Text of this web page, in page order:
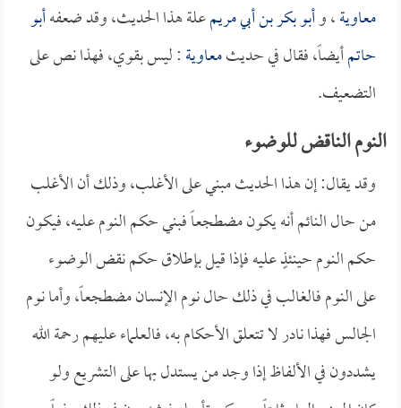
معاوية، وأبو بكر بن أبي مريمعلة هذا الحديث، وقد ضعفهأبو
حاتمأيضاً، فقال في حديثمعاوية: ليس بقوي، فهذا نص على
التضعيف.
النوم الناقض للوضوء
وقد يقال: إن هذا الحديث مبني على الأغلب، وذلك أن الأغلب
من حال النائم أنه يكون مضطجعاً فبني حكم النوم عليه، فيكون
حكم النوم حينئذٍ عليه فإذا قيل بإطلاق حكم نقض الوضوء
على النوم فالغالب في ذلك حال نوم الإنسان مضطجعاً، وأما نوم
الجالس فهذا نادر لا تتعلق الأحكام به، فالعلماء عليهم رحمة الله
يشددون في الألفاظ إذا وجد من يستدل بها على التشريع ولو